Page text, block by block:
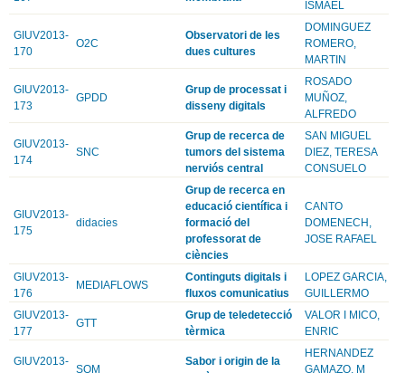
ISMAEL
GIUV2013-
170
O2C
Observatori de les
dues cultures
DOMINGUEZ
ROMERO,
MARTIN
GIUV2013-
173
GPDD
Grup de processat i
disseny digitals
ROSADO
MUÑOZ,
ALFREDO
GIUV2013-
174
SNC
Grup de recerca de
tumors del sistema
nerviós central
SAN MIGUEL
DIEZ, TERESA
CONSUELO
GIUV2013-
175
didacies
Grup de recerca en
educació científica i
formació del
professorat de
ciències
CANTO
DOMENECH,
JOSE RAFAEL
GIUV2013-
176
MEDIAFLOWS
Continguts digitals i
fluxos comunicatius
LOPEZ GARCIA,
GUILLERMO
GIUV2013-
177
GTT
Grup de teledetecció
tèrmica
VALOR I MICO,
ENRIC
GIUV2013-
SOM
Sabor i origin de la
HERNANDEZ
GAMAZO, M